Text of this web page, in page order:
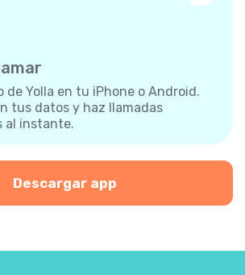
de Yolla en tu iPhone o Android.
tus datos y haz llamadas
al instante.
Descargar app